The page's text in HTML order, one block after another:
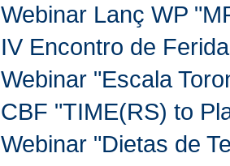
Webinar Lanç WP
IV Encontro de
Webinar "Escala
CBF "TIME(RS) to
Webinar "Dietas de